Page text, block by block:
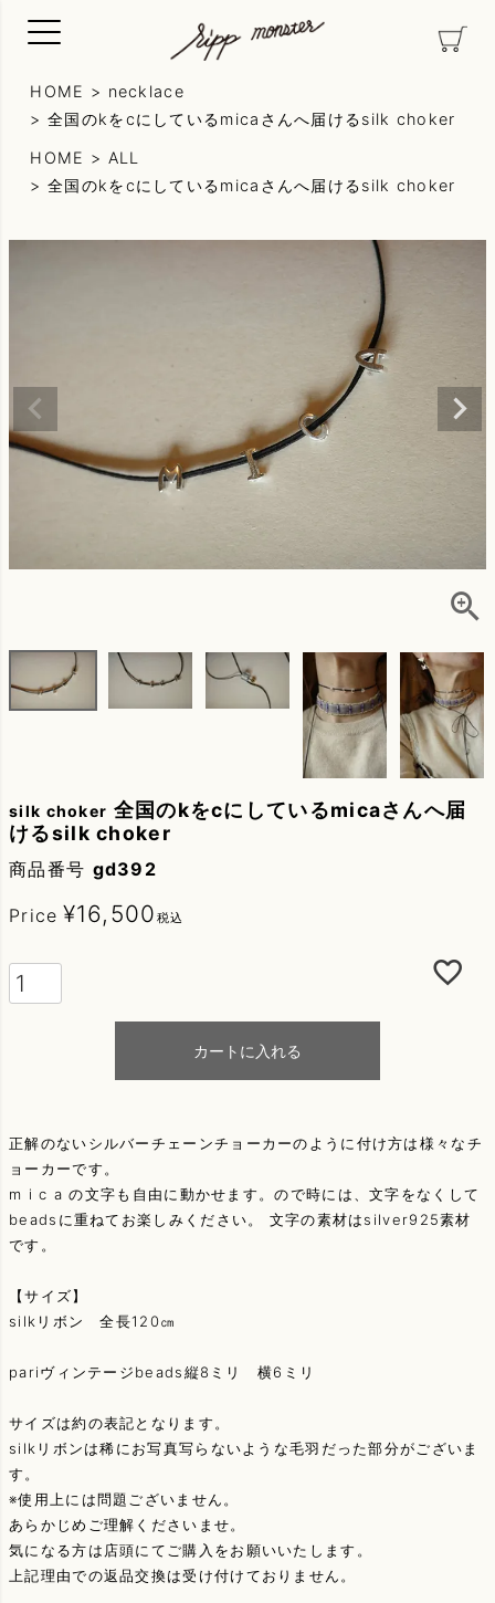
HOME
necklace
全国のkをcにしているmicaさんへ届けるsilk choker
HOME
ALL
全国のkをcにしているmicaさんへ届けるsilk choker
silk choker 全国のkをcにしているmicaさんへ届
けるsilk choker
商品番号 gd392
Price ¥16,500 税込
カートに入れる
正解のないシルバーチェーンチョーカーのように付け方は様々なチ
ョーカーです。
m i c a の文字も自由に動かせます。ので時には、文字をなくして
beadsに重ねてお楽しみください。 文字の素材はsilver925素材
です。
【サイズ】
silkリボン 全長120㎝
pariヴィンテージbeads縦8ミリ 横6ミリ
サイズは約の表記となります。
silkリボンは稀にお写真写らないような毛羽だった部分がございま
す。
※使用上には問題ございません。
あらかじめご理解くださいませ。
気になる方は店頭にてご購入をお願いいたします。
上記理由での返品交換は受け付けておりません。